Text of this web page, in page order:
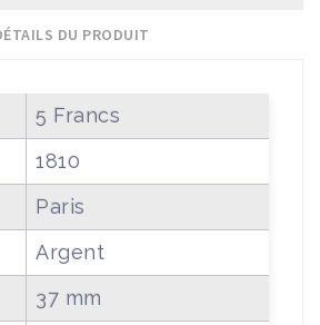
DU PRODUIT
5 Francs
1810
Paris
Argent
37 mm